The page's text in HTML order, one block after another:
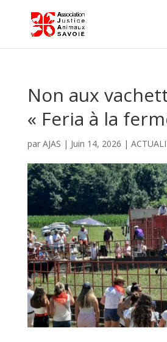
Non aux
« Feria à la
par AJAS | Juin 14, 2026 |